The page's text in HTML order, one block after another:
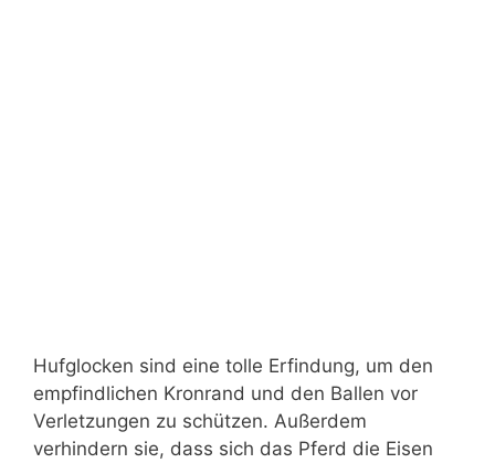
Hufglocken sind eine tolle Erfindung, um den
empfindlichen Kronrand und den Ballen vor
Verletzungen zu schützen. Außerdem
verhindern sie, dass sich das Pferd die Eisen